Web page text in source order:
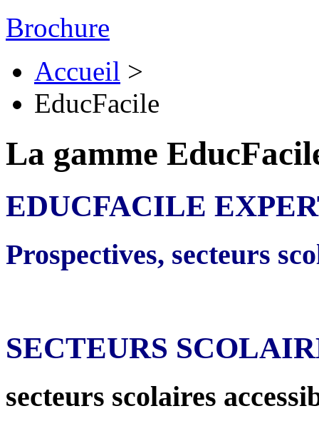
Brochure
Accueil >
EducFacile
La gamme
EDUCFACILE
Prospectives, secteurs
SECTEURS
secteurs scolaires